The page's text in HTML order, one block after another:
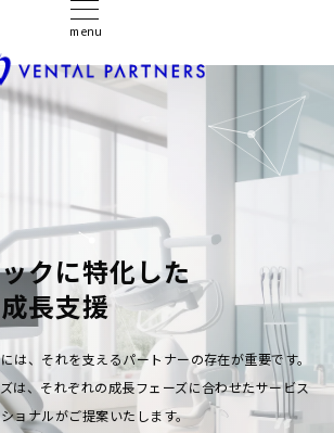
menu
クに特化した
長支援
は、それを支えるパートナーの存在が重要です。
は、それぞれの成長フェーズに合わせたサービス
ョナルがご提案いたします。